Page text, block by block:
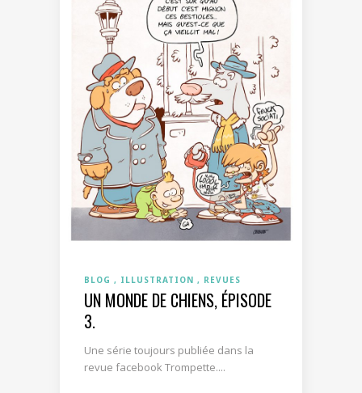
BLOG ILLUSTRATION REVUES
UN MONDE DE CHIENS, ÉPISODE
3.
Une série toujours publiée dans la
revue facebook Trompette....